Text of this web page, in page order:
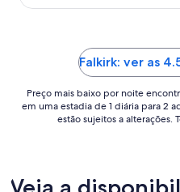
Falkirk: ver as
Preço mais baixo por noite
em uma estadia de 1 diária para 2
estão sujeitos a alterações.